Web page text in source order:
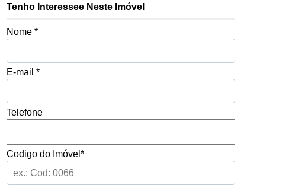
Tenho Interessee Neste Imóvel
Nome *
E-mail *
Telefone
Codigo do Imóvel*